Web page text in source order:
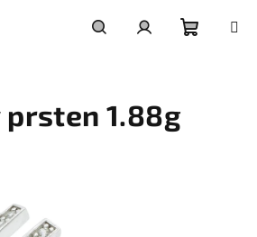
1.88g